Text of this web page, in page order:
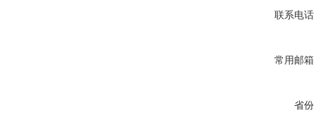
联系电话
常用邮箱
省份